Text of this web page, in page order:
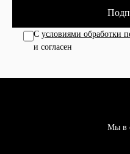
Сусловиями обработки
и согласен
Мы в